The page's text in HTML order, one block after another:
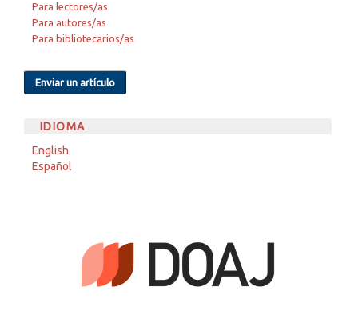
Para lectores/as
Para autores/as
Para bibliotecarios/as
Enviar un artículo
IDIOMA
English
Español